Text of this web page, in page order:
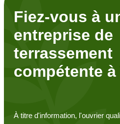
Fiez-vous à
entreprise de
terrassement
compétente
À titre d'information, l'ouvrier